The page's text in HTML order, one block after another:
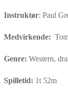
Instruktør: Paul
Medvirkende:
Genre: Western,
Spilletid: 1t 52m